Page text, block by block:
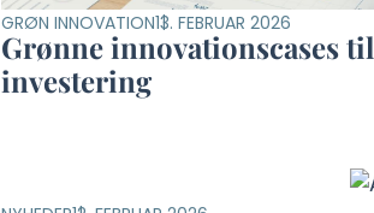
GRØN INNOVATION13. FEBRUAR 2026
Grønne innovationscases til
investering